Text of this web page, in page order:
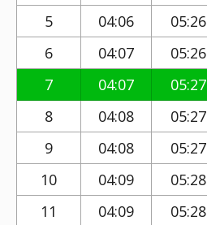
5
04:06 05:26
6
04:07 05:26
7
04:07 05:27
8
04:08 05:27
9
04:08 05:27
10
04:09 05:28
11
04:09 05:28